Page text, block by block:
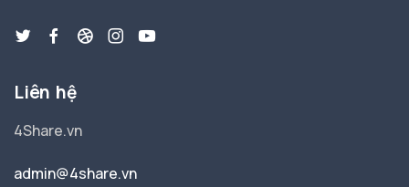
Liên hệ
4Share.vn
admin@4share.vn